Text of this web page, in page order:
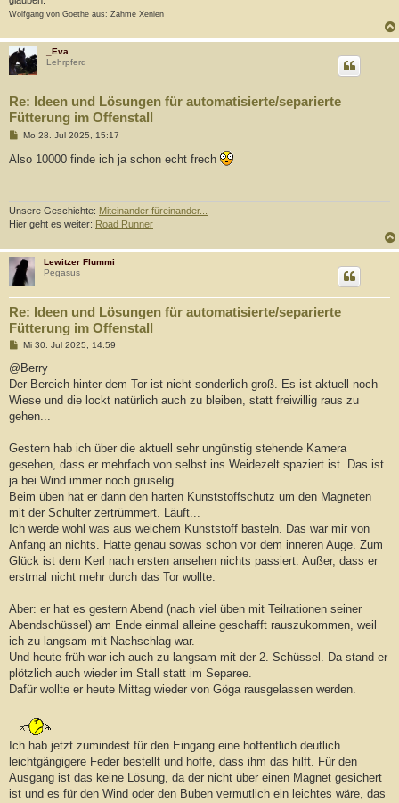
Wolfgang von Goethe aus: Zahme Xenien
_Eva
Lehrpferd
Re: Ideen und Lösungen für automatisierte/separierte
Fütterung im Offenstall
B
i
t
Mo 28. Jul 2025, 15:17
Also 10000 finde ich ja schon echt frech
Unsere Geschichte: Miteinander füreinander...
Hier geht es weiter: Road Runner
Lewitzer Flummi
Pegasus
Re: Ideen und Lösungen für automatisierte/separierte
Fütterung im Offenstall
B
i
r
a
Mi 30. Jul 2025, 14:59
@Berry
Der Bereich hinter dem Tor ist nicht sonderlich groß. Es ist aktuell noch
Wiese und die lockt natürlich auch zu bleiben, statt freiwillig raus zu
gehen...
Gestern hab ich über die aktuell sehr ungünstig stehende Kamera
gesehen, dass er mehrfach von selbst ins Weidezelt spaziert ist. Das ist
ja bei Wind immer noch gruselig.
Beim üben hat er dann den harten Kunststoffschutz um den Magneten
mit der Schulter zertrümmert. Läuft...
Ich werde wohl was aus weichem Kunststoff basteln. Das war mir von
Anfang an nichts. Hatte genau sowas schon vor dem inneren Auge. Zum
Glück ist dem Kerl nach ersten ansehen nichts passiert. Außer, dass er
erstmal nicht mehr durch das Tor wollte.
Aber: er hat es gestern Abend (nach viel üben mit Teilrationen seiner
Abendschüssel) am Ende einmal alleine geschafft rauszukommen, weil
ich zu langsam mit Nachschlag war.
Und heute früh war ich auch zu langsam mit der 2. Schüssel. Da stand er
plötzlich auch wieder im Stall statt im Separee.
Dafür wollte er heute Mittag wieder von Göga rausgelassen werden.
Ich hab jetzt zumindest für den Eingang eine hoffentlich deutlich
leichtgängigere Feder bestellt und hoffe, dass ihm das hilft. Für den
Ausgang ist das keine Lösung, da der nicht über einen Magnet gesichert
ist und es für den Wind oder den Buben vermutlich ein leichtes wäre, das